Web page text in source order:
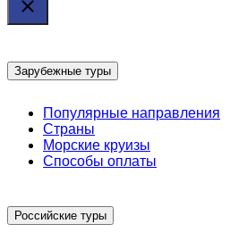
Зарубежные туры
Популярные направления
Страны
Морские круизы
Способы оплаты
Российские туры